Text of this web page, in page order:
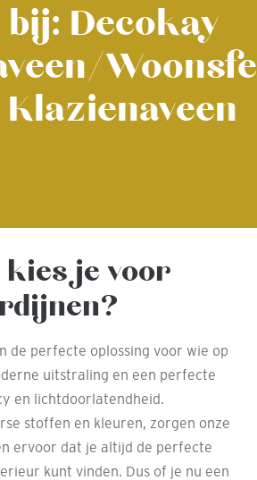
bij: Decokay
je voor
de perfecte oplossing voor wie op
uitstraling en een perfecte
en lichtdoorlatendheid.
stoffen en kleuren, zorgen onze
ervoor dat je altijd de perfecte
kunt vinden. Dus of je nu een